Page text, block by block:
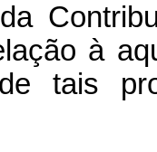
à
tais